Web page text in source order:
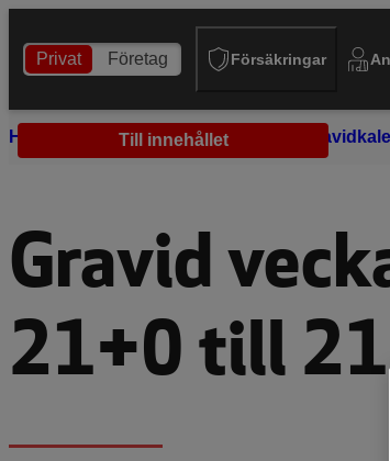
Till innehållet
Privat Företag Försäkringar
Hem Tips och råd Gravid
Gravid
21+0 till